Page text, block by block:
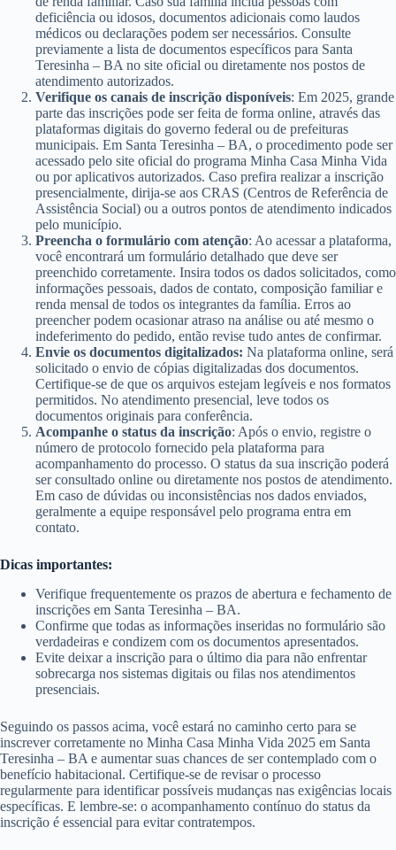
deficiência ou idosos, documentos adicionais como laudos
médicos ou declarações podem ser necessários. Consulte
previamente a lista de documentos específicos para Santa
Teresinha – BA no site oficial ou diretamente nos postos de
atendimento autorizados.
Verifique os canais de inscrição disponíveis: Em 2025, grande
parte das inscrições pode ser feita de forma online, através das
plataformas digitais do governo federal ou de prefeituras
municipais. Em Santa Teresinha – BA, o procedimento pode ser
acessado pelo site oficial do programa Minha Casa Minha Vida
ou por aplicativos autorizados. Caso prefira realizar a inscrição
presencialmente, dirija-se aos CRAS (Centros de Referência de
Assistência Social) ou a outros pontos de atendimento indicados
pelo município.
Preencha o formulário com atenção: Ao acessar a plataforma,
você encontrará um formulário detalhado que deve ser
preenchido corretamente. Insira todos os dados solicitados, como
informações pessoais, dados de contato, composição familiar e
renda mensal de todos os integrantes da família. Erros ao
preencher podem ocasionar atraso na análise ou até mesmo o
indeferimento do pedido, então revise tudo antes de confirmar.
Envie os documentos digitalizados: Na plataforma online, será
solicitado o envio de cópias digitalizadas dos documentos.
Certifique-se de que os arquivos estejam legíveis e nos formatos
permitidos. No atendimento presencial, leve todos os
documentos originais para conferência.
Acompanhe o status da inscrição: Após o envio, registre o
número de protocolo fornecido pela plataforma para
acompanhamento do processo. O status da sua inscrição poderá
ser consultado online ou diretamente nos postos de atendimento.
Em caso de dúvidas ou inconsistências nos dados enviados,
geralmente a equipe responsável pelo programa entra em
contato.
Dicas importantes:
Verifique frequentemente os prazos de abertura e fechamento de
inscrições em Santa Teresinha – BA.
Confirme que todas as informações inseridas no formulário são
verdadeiras e condizem com os documentos apresentados.
Evite deixar a inscrição para o último dia para não enfrentar
sobrecarga nos sistemas digitais ou filas nos atendimentos
presenciais.
Seguindo os passos acima, você estará no caminho certo para se
inscrever corretamente no Minha Casa Minha Vida 2025 em Santa
Teresinha – BA e aumentar suas chances de ser contemplado com o
benefício habitacional. Certifique-se de revisar o processo
regularmente para identificar possíveis mudanças nas exigências locais
específicas. E lembre-se: o acompanhamento contínuo do status da
inscrição é essencial para evitar contratempos.